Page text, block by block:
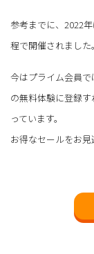
参考までに、2022
程で開催されました。
今はプライム会員
の無料体験に登録
っています。
お得なセールをお見